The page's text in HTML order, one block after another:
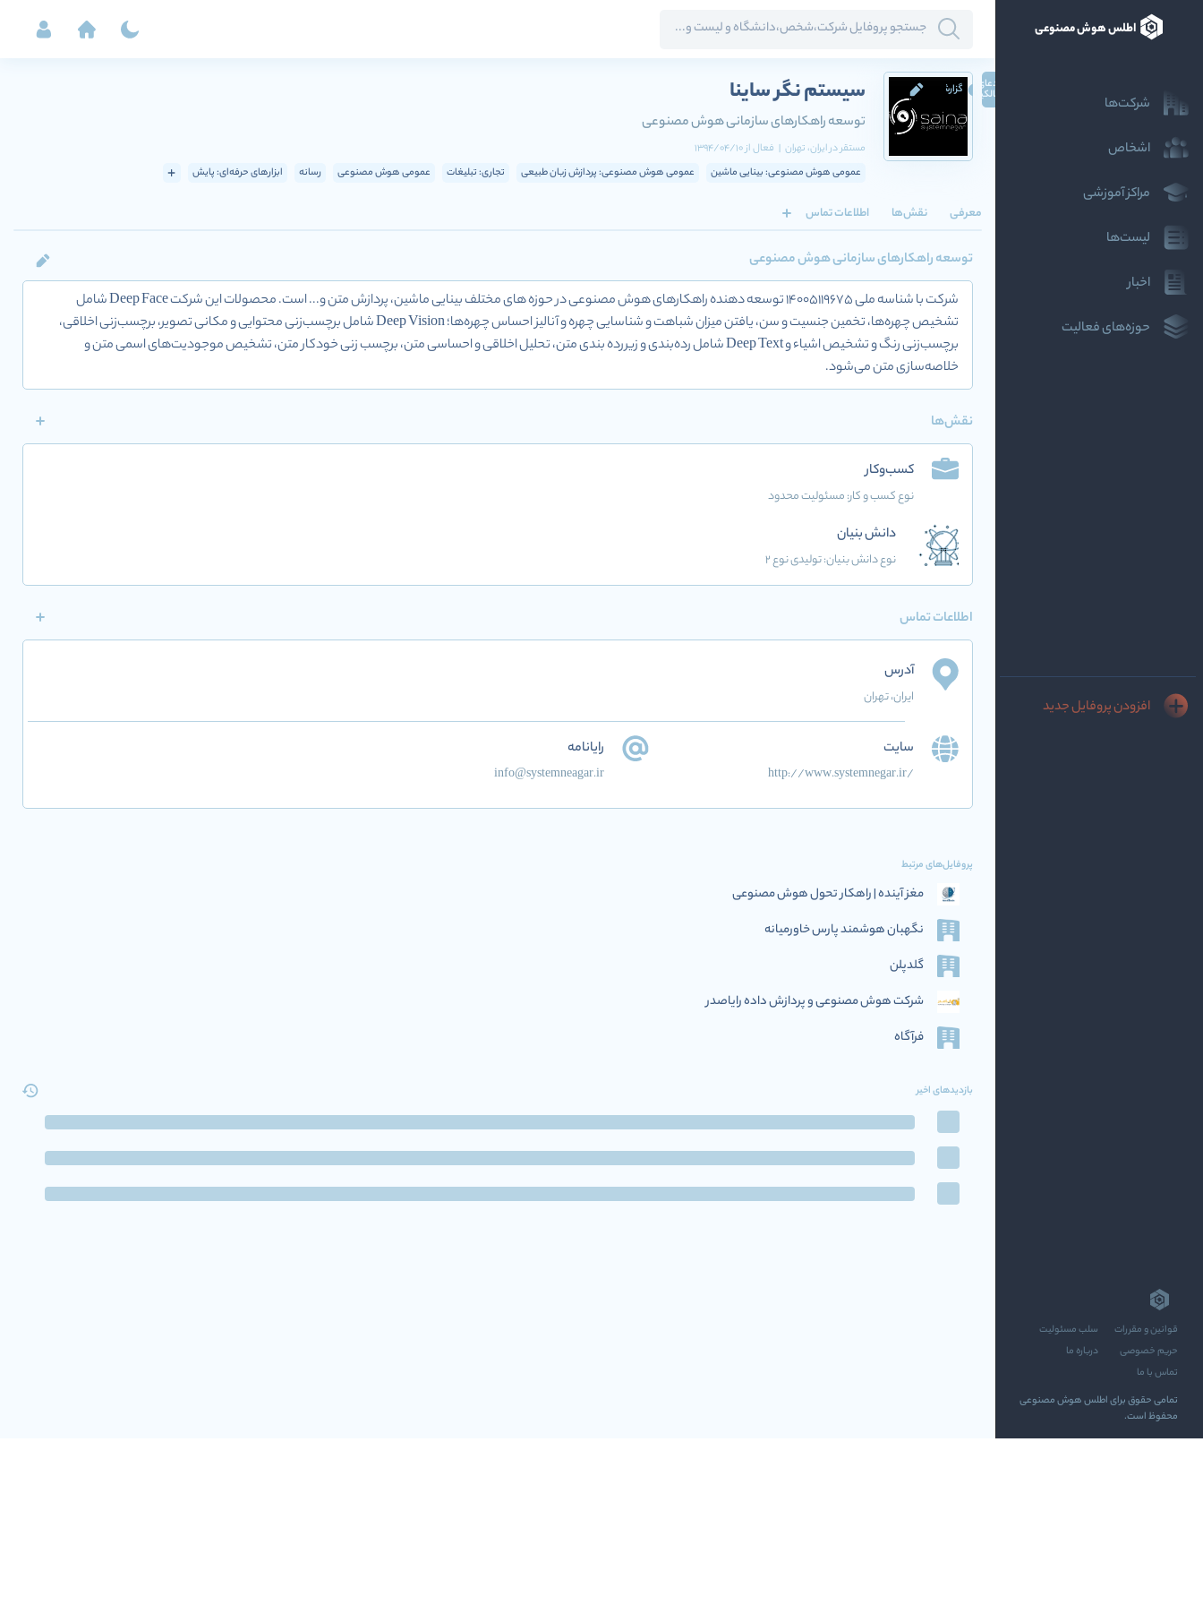
اطلس هوش مصنوعی
شرکت‌ها
اشخاص
مراکز آموزشی
لیست‌ها
اخبار
حوزه‌های فعالیت
افزودن پروفایل جدید
قوانین و مقررات
سلب مسئولیت
حریم خصوصی
درباره ما
تماس با ما
تمامی حقوق برای اطلس هوش مصنوعی
محفوظ است.
سیستم نگر ساینا
توسعه راهکارهای سازمانی هوش مصنوعی
مستقر درایران، تهران | فعالاز1394/04/10
عمومی هوش مصنوعی: بینایی ماشین
عمومی هوش مصنوعی: پردازش زبان طبیعی تجاری: تبلیغات عمومی هوش مصنوعی رسانه ابزارهای حرفه‌ای: پایش
ادعای
مالکیت گزارش
معرفی نقش‌ها اطلاعات تماس
توسعه راهکارهای سازمانی هوش مصنوعی
شرکت با شناسه ملی 14005119675 توسعه دهنده راهکارهای هوش مصنوعی در حوزه های مختلف بینایی ماشین، پردازش متن و... است. محصولات این شرکت Deep Face شامل
تشخیص چهره‌ها، تخمین جنسیت و سن، یافتن میزان شباهت و شناسایى چهره و آنالیز احساس چهره‌ها؛ Deep Vision شامل برچسب‌زنى محتوایى و مکانى تصویر، برچسب‌زنى اخلاقى،
برچسب‌زنى رنگ و تشخیص اشیاء و Deep Text شامل رده‌بندى و زیررده بندى متن، تحلیل اخلاقى و احساسى متن، برچسب زنى خودکار متن، تشخیص موجودیت‌هاى اسمى متن و
خلاصه‌سازى متن می‌شود.
نقش‌ها
کسب‌وکار
نوع کسب و کار:مسئولیت محدود
دانش بنیان
نوع دانش بنیان: تولیدی نوع 2
اطلاعات تماس
آدرس
ایران، تهران
سایت
http://www.systemnegar.ir/
رایانامه
info@systemneagar.ir
پروفایل‌های مرتبط
مغز آینده | راهکار تحول هوش مصنوعی
نگهبان هوشمند پارس خاورمیانه
گلدپلن
شرکت هوش مصنوعی و پردازش داده رایاصدر
فرآگاه
بازدیدهای اخیر